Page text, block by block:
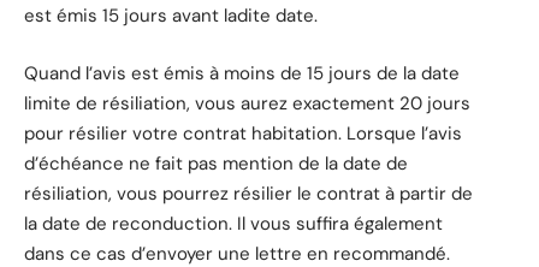
est émis 15 jours avant ladite date.
Quand l’avis est émis à moins de 15 jours de la date
limite de résiliation, vous aurez exactement 20 jours
pour résilier votre contrat habitation. Lorsque l’avis
d’échéance ne fait pas mention de la date de
résiliation, vous pourrez résilier le contrat à partir de
la date de reconduction. Il vous suffira également
dans ce cas d’envoyer une lettre en recommandé.